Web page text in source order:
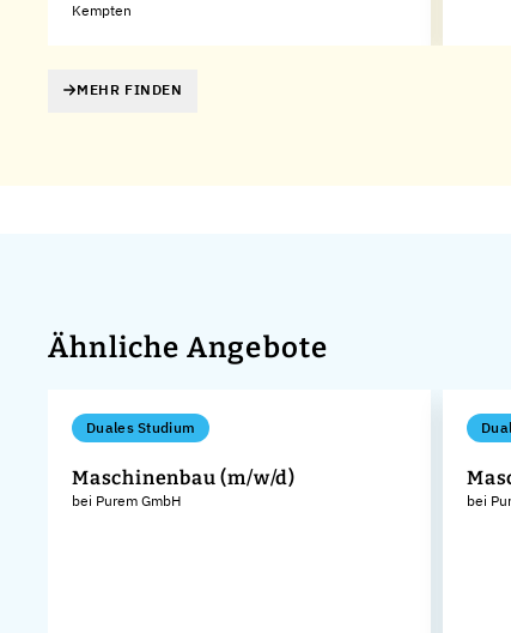
Kempten
MEHR FINDEN
Ähnliche Angebote
Duales Studium
Maschinenbau (m/w/d)
bei Purem GmbH bei